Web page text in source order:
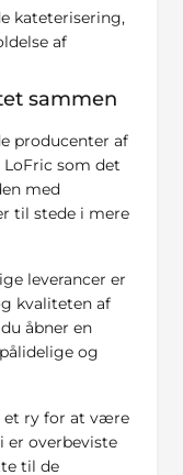
kateterisering,
af
sammen
producenter af
som det
med
til stede i mere
leverancer er
kvaliteten af
åbner en
og
et ry for at være
er overbeviste
til de